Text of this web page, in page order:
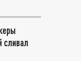
сливал